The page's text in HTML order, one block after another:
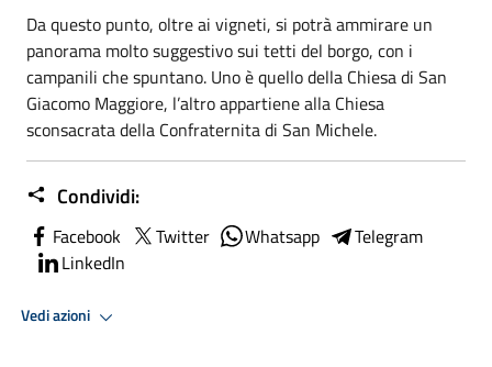
Da questo punto, oltre ai vigneti, si potrà ammirare un
panorama molto suggestivo sui tetti del borgo, con i
campanili che spuntano. Uno è quello della Chiesa di San
Giacomo Maggiore, l’altro appartiene alla Chiesa
sconsacrata della Confraternita di San Michele.
Condividi:
Facebook Twitter Whatsapp
Telegram
LinkedIn
Vedi azioni